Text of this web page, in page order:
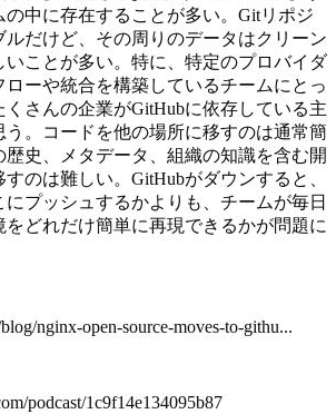
の中に存在することが多い。Gitリポジ
ルだけど、その周りのデータはクリーン
いことが多い。特に、特定のプロバイダ
ローや統合を構築しているチームにとっ
さんの企業がGitHubに依存している主
う。コードを他の場所に移すのは通常簡
史、メタデータ、組織の知識を含む開
のは難しい。GitHubがダウンすると、
プッシュするかよりも、チームが毎日
をどれだけ簡単に再現できるかが問題に
nginx-open-source-moves-to-githu...
podcast/1c9f14e134095b87